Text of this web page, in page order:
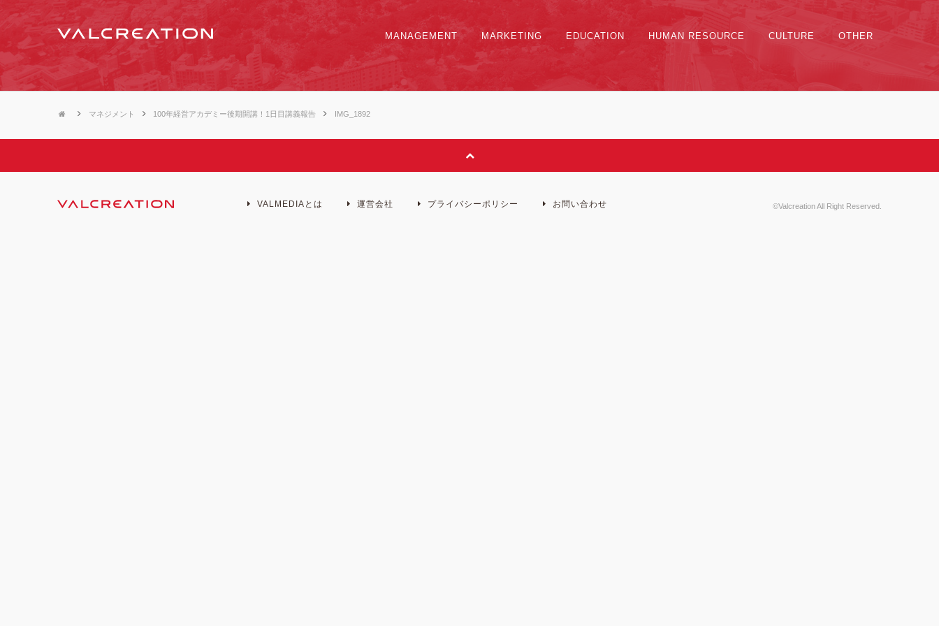
MANAGEMENT MARKETING EDUCATION HUMAN RESOURCE CULTURE OTHER
マネジメント 100年経営アカデミー後期開講！1日目講義報告 IMG_1892
VALMEDIAとは 運営会社 プライバシーポリシー お問い合わせ ©Valcreation All Right Reserved.